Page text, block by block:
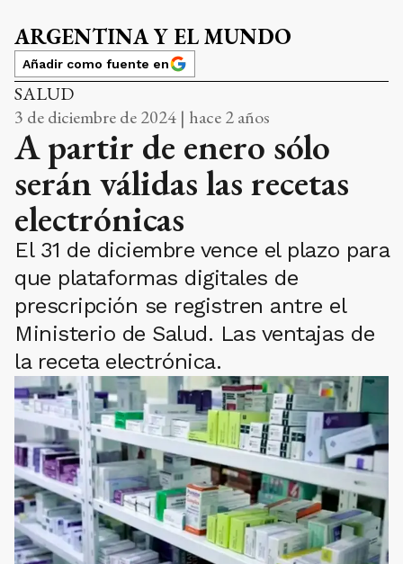
ARGENTINA Y EL MUNDO
Añadir como fuente en
SALUD
3 de diciembre de 2024 | hace 2 años
A partir de enero sólo
serán válidas las recetas
electrónicas
El 31 de diciembre vence el plazo para
que plataformas digitales de
prescripción se registren antre el
Ministerio de Salud. Las ventajas de
la receta electrónica.